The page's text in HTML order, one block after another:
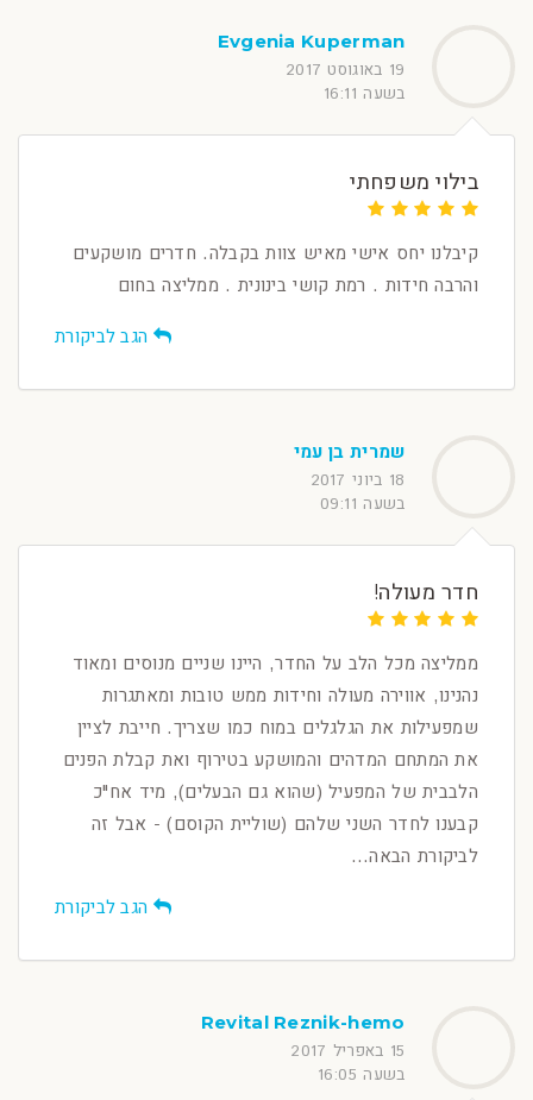
Evgenia Kuperman
19 באוגוסט 2017
בשעה 16:11
בילוי משפחתי
קיבלנו יחס אישי מאיש צוות בקבלה. חדרים מושקעים
והרבה חידות . רמת קושי בינונית . ממליצה בחום
הגב לביקורת
שמרית בן עמי
18 ביוני 2017
בשעה 09:11
חדר מעולה!
ממליצה מכל הלב על החדר, היינו שניים מנוסים ומאוד
נהנינו, אווירה מעולה וחידות ממש טובות ומאתגרות
שמפעילות את הגלגלים במוח כמו שצריך. חייבת לציין
את המתחם המדהים והמושקע בטירוף ואת קבלת הפנים
הלבבית של המפעיל (שהוא גם הבעלים), מיד אח"כ
קבענו לחדר השני שלהם (שוליית הקוסם) - אבל זה
לביקורת הבאה...
הגב לביקורת
Revital Reznik-hemo
15 באפריל 2017
בשעה 16:05